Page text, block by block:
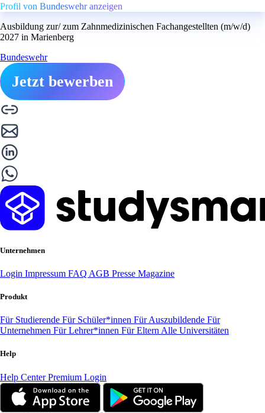
Profil von Bundeswehr anzeigen
Ausbildung zur/ zum Zahnmedizinischen Fachangestellten (m/w/d)
2027 in Marienberg
Bundeswehr
Jetzt bewerben
Unternehmen
Login Impressum FAQ AGB Presse Magazine
Produkt
Für Studierende Für Schüler*innen Für Auszubildende Für
Unternehmen Für Lehrer*innen Für Eltern Alle Universitäten
Help
Help CenterPremium Login